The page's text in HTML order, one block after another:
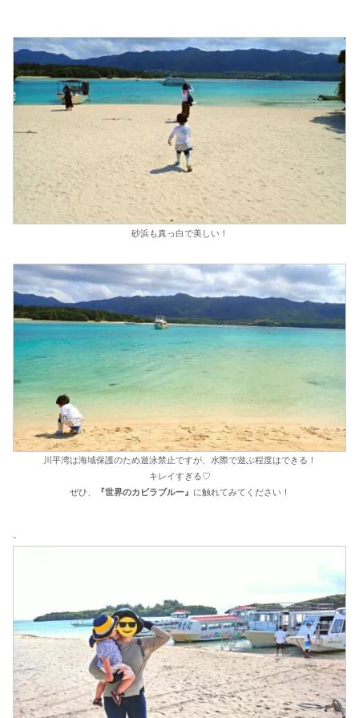
砂浜も真っ白で美しい！
川平湾は海域保護のため遊泳禁止ですが、水際で遊ぶ程度はできる！
キレイすぎる♡
ぜひ、
『世界のカビラブルー』 に触れてみてください！